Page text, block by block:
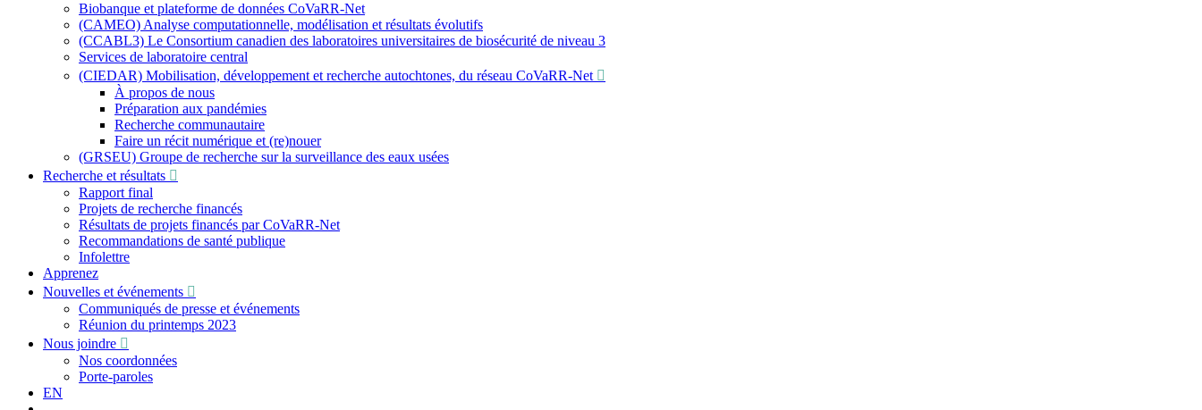
Biobanque et plateforme de données CoVaRR-Net
(CAMEO) Analyse computationnelle, modélisation et résultats évolutifs
(CCABL3) Le Consortium canadien des laboratoires universitaires de biosécurité de niveau 3
Services de laboratoire central
(CIEDAR) Mobilisation, développement et recherche autochtones, du réseau CoVaRR-Net
À propos de nous
Préparation aux pandémies
Recherche communautaire
Faire un récit numérique et (re)nouer
(GRSEU) Groupe de recherche sur la surveillance des eaux usées
Recherche et résultats
Rapport final
Projets de recherche financés
Résultats de projets financés par CoVaRR-Net
Recommandations de santé publique
Infolettre
Apprenez
Nouvelles et événements
Communiqués de presse et événements
Réunion du printemps 2023
Nous joindre
Nos coordonnées
Porte-paroles
EN